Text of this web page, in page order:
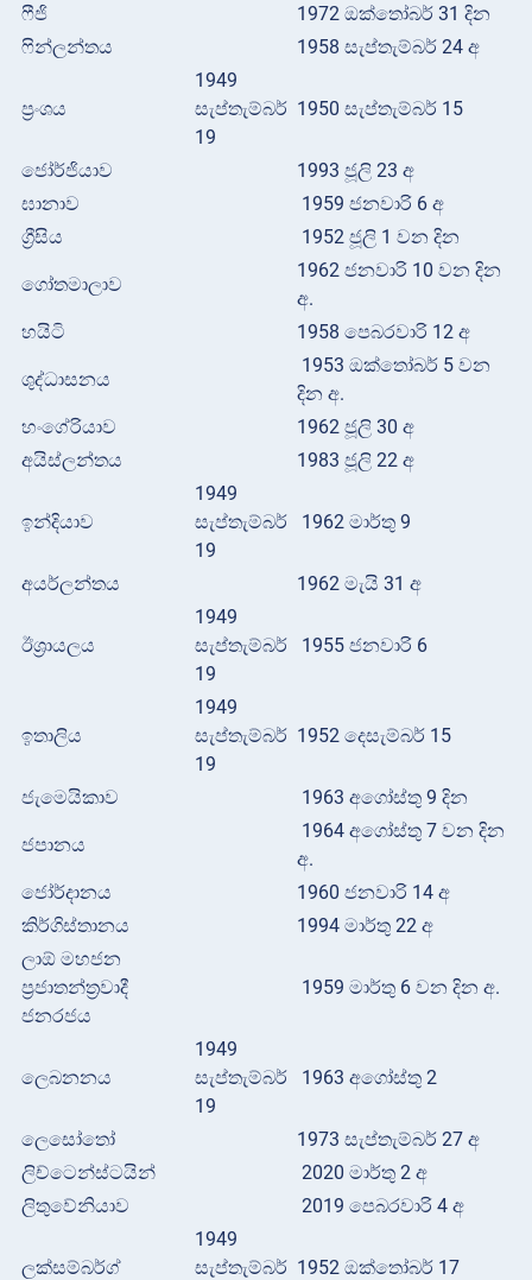
ෆීජි
1972 ඔක්තෝබර් 31 දින
ෆින්ලන්තය
1958 සැප්තැම්බර් 24 අ
ප්‍රංශය
1949
සැප්තැම්බර්
19
1950 සැප්තැම්බර් 15
ජෝර්ජියාව
1993 ජූලි 23 අ
ඝානාව
1959 ජනවාරි 6 අ
ග්‍රීසිය
1952 ජූලි 1 වන දින
ගෝතමාලාව
1962 ජනවාරි 10 වන දින
අ.
හයිටි
1958 පෙබරවාරි 12 අ
ශුද්ධාසනය
1953 ඔක්තෝබර් 5 වන
දින අ.
හංගේරියාව
1962 ජූලි 30 අ
අයිස්ලන්තය
1983 ජූලි 22 අ
ඉන්දියාව
1949
සැප්තැම්බර්
19
1962 මාර්තු 9
අයර්ලන්තය 1962 මැයි 31 අ
ඊශ්‍රායලය
1949
සැප්තැම්බර්
19
1955 ජනවාරි 6
ඉතාලිය
1949
සැප්තැම්බර්
19
1952 දෙසැම්බර් 15
ජැමෙයිකාව 1963 අගෝස්තු 9 දින
ජපානය
1964 අගෝස්තු 7 වන දින
අ.
ජෝර්දානය
1960 ජනවාරි 14 අ
කිර්ගිස්තානය
1994 මාර්තු 22 අ
ලාඕ මහජන
ප්‍රජාතන්ත්‍රවාදී
ජනරජය
1959 මාර්තු 6 වන දින අ.
ලෙබනනය
1949
සැප්තැම්බර්
19
1963 අගෝස්තු 2
ලෙසෝතෝ
1973 සැප්තැම්බර් 27 අ
ලිච්ටෙන්ස්ටයින්
2020 මාර්තු 2 අ
ලිතුවේනියාව
2019 පෙබරවාරි 4 අ
ලක්සම්බර්ග්
1949
සැප්තැම්බර් 1952 ඔක්තෝබර් 17